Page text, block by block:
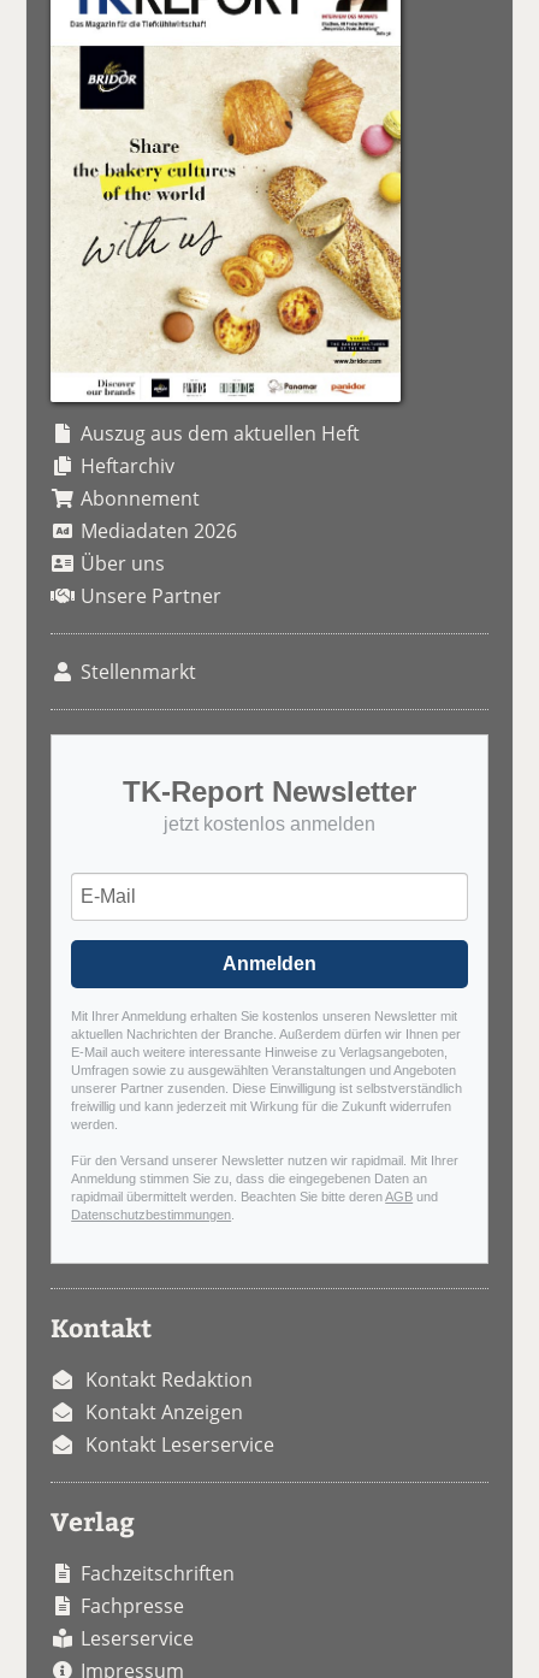
Auszug aus dem aktuellen Heft
Heftarchiv
Abonnement
Mediadaten 2026
Über uns
Unsere Partner
Stellenmarkt
TK-Report Newsletter
jetzt kostenlos anmelden
Anmelden
Mit Ihrer Anmeldung erhalten Sie kostenlos unseren Newsletter mit
aktuellen Nachrichten der Branche. Außerdem dürfen wir Ihnen per
E-Mail auch weitere interessante Hinweise zu Verlagsangeboten,
Umfragen sowie zu ausgewählten Veranstaltungen und Angeboten
unserer Partner zusenden. Diese Einwilligung ist selbstverständlich
freiwillig und kann jederzeit mit Wirkung für die Zukunft widerrufen
werden.
Für den Versand unserer Newsletter nutzen wir rapidmail. Mit Ihrer
Anmeldung stimmen Sie zu, dass die eingegebenen Daten an
rapidmail übermittelt werden. Beachten Sie bitte derenAGB und
Datenschutzbestimmungen
Kontakt
Kontakt Redaktion
Kontakt Anzeigen
Kontakt Leserservice
Verlag
Fachzeitschriften
Fachpresse
Leserservice
Impressum